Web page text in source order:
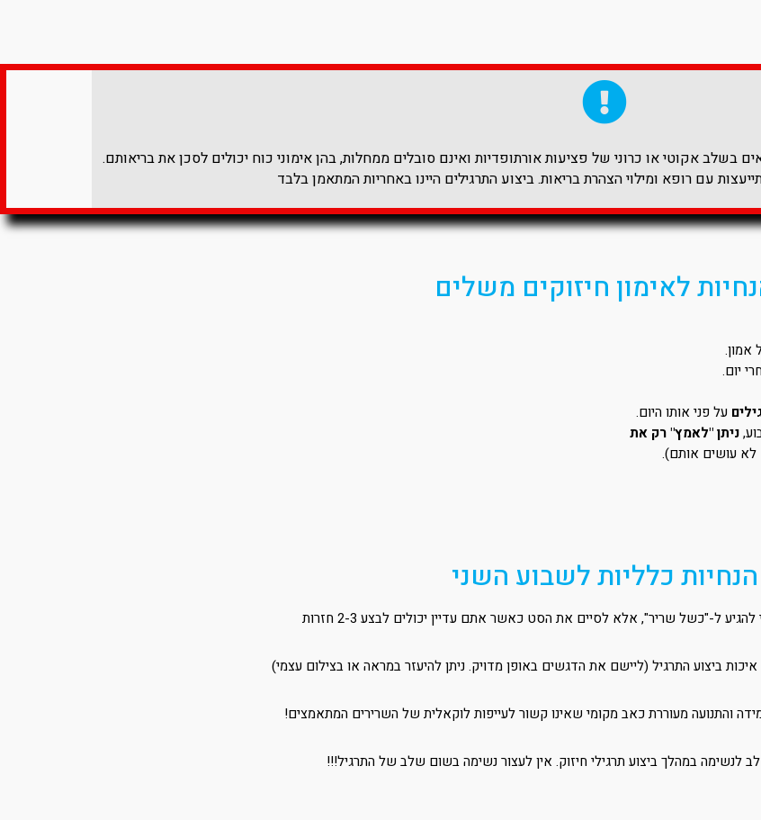
בשלב אקוטי או כרוני של פציעות אורתופדיות ואינם סובלים ממחלות, בהן אימוני כוח יכולים לסכן את בריאותם.
עם רופא ומילוי הצהרת בריאות. ביצוע התרגילים היינו באחריות המתאמן בלבד​
לאימון חיזוקים משלים
יום.
על פני אותו היום.
ניתן "לאמץ" רק את
לא עושים אותם).
הנחיות כלליות לשבוע השני
ל-"כשל שריר", אלא לסיים את הסט כאשר אתם עדיין יכולים לבצע 2-3 חזרות
ביצוע התרגיל (ליישם את הדגשים באופן מדויק. ניתן להיעזר במראה או בצילום עצמי)
והתנועה מעוררת כאב מקומי שאינו קשור לעייפות לוקאלית של השרירים המתאמצים!
לנשימה במהלך ביצוע תרגילי חיזוק. אין לעצור נשימה בשום שלב של התרגיל!!!